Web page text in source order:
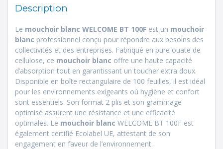
Description
Le mouchoir blanc WELCOME BT 100F est un mouchoir
blanc professionnel conçu pour répondre aux besoins des
collectivités et des entreprises. Fabriqué en pure ouate de
cellulose, ce mouchoir blanc offre une haute capacité
d’absorption tout en garantissant un toucher extra doux.
Disponible en boîte rectangulaire de 100 feuilles, il est idéal
pour les environnements exigeants où hygiène et confort
sont essentiels. Son format 2 plis et son grammage
optimisé assurent une résistance et une efficacité
optimales. Le mouchoir blanc WELCOME BT 100F est
également certifié Ecolabel UE, attestant de son
engagement en faveur de l’environnement.